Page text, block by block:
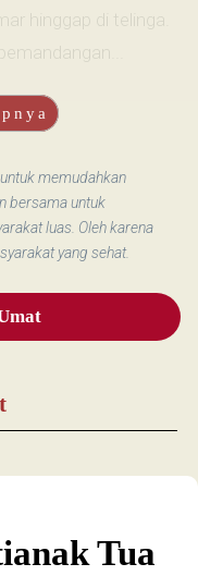
hinggap di telinga.
memudahkan
bersama untuk
luas. Oleh karena
yang sehat.
Tua